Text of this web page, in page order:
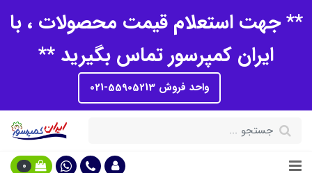
** جهت استعلام قیمت محصولات ، با
ایران کمپرسور تماس بگیرید **
واحد فروش 55905213-021
0